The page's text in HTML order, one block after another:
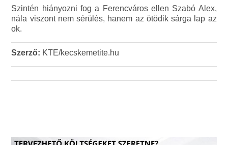
Szintén hiányozni fog a Ferencváros ellen Szabó Alex,
nála viszont nem sérülés, hanem az ötödik sárga lap az
ok.
Szerző: KTE/kecskemetite.hu